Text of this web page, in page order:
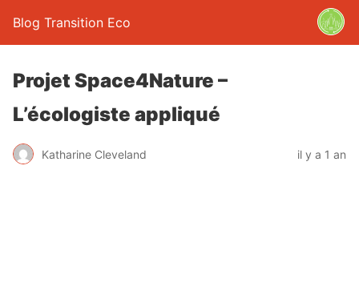
Blog Transition Eco
Projet Space4Nature –
L’écologiste appliqué
Katharine Cleveland il y a 1 an